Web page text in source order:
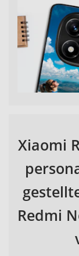
Xiaomi
Redmi